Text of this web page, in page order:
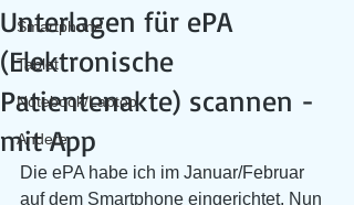
Smartphone
Tablet
Notebook/Laptop
Andere
Unterlagen für ePA
(Elektronische
Patientenakte) scannen -
mit App
Die ePA habe ich im Januar/Februar
auf dem Smartphone eingerichtet. Nun